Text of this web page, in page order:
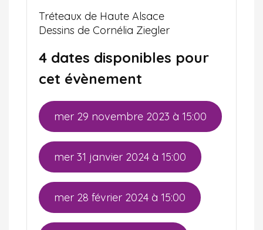
Tréteaux de Haute Alsace
Dessins de Cornélia Ziegler
4 dates disponibles pour
cet évènement
mer 29 novembre 2023 à 15:00
mer 31 janvier 2024 à 15:00
mer 28 février 2024 à 15:00